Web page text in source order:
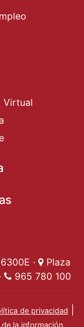
Virtual
dede
Dénia
Actualidad
·
Plaza
965 780 100
de privacidad
la información